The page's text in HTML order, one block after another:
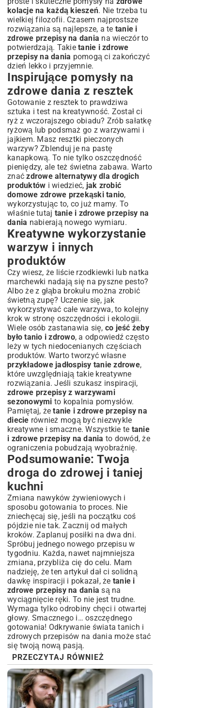
kolacje na każdą kieszeń. Nie trzeba tu
wielkiej filozofii. Czasem najprostsze
rozwiązania są najlepsze, a te tanie i
zdrowe przepisy na dania na wieczór to
potwierdzają. Takie tanie i zdrowe
przepisy na dania pomogą ci zakończyć
dzień lekko i przyjemnie.
Inspirujące pomysły na
zdrowe dania z resztek
Gotowanie z resztek to prawdziwa
sztuka i test na kreatywność. Został ci
ryż z wczorajszego obiadu? Zrób sałatkę
ryżową lub podsmaż go z warzywami i
jajkiem. Masz resztki pieczonych
warzyw? Zblenduj je na pastę
kanapkową. To nie tylko oszczędność
pieniędzy, ale też świetna zabawa. Warto
znaćzdrowe alternatywy dla drogich
produktów i wiedzieć, jak zrobić
domowe zdrowe przekąski tanio,
wykorzystując to, co już mamy. To
właśnie tutaj tanie i zdrowe przepisy na
dania nabierają nowego wymiaru.
Kreatywne wykorzystanie
warzyw i innych
produktów
Czy wiesz, że liście rzodkiewki lub natka
marchewki nadają się na pyszne pesto?
Albo że z głąba brokułu można zrobić
świetną zupę? Uczenie się, jak
wykorzystywać całe warzywa, to kolejny
krok w stronę oszczędności i ekologii.
Wiele osób zastanawia się, co jeść żeby
było tanio i zdrowo, a odpowiedź często
leży w tych niedocenianych częściach
produktów. Warto tworzyć własne
przykładowe jadłospisy tanie zdrowe,
które uwzględniają takie kreatywne
rozwiązania. Jeśli szukasz inspiracji,
zdrowe przepisy z warzywami
sezonowymi to kopalnia pomysłów.
Pamiętaj, żetanie i zdrowe przepisy na
diecie również mogą być niezwykle
kreatywne i smaczne. Wszystkie te tanie
i zdrowe przepisy na dania to dowód, że
ograniczenia pobudzają wyobraźnię.
Podsumowanie: Twoja
droga do zdrowej i taniej
kuchni
Zmiana nawyków żywieniowych i
sposobu gotowania to proces. Nie
zniechęcaj się, jeśli na początku coś
pójdzie nie tak. Zacznij od małych
kroków. Zaplanuj posiłki na dwa dni.
Spróbuj jednego nowego przepisu w
tygodniu. Każda, nawet najmniejsza
zmiana, przybliża cię do celu. Mam
nadzieję, że ten artykuł dał ci solidną
dawkę inspiracji i pokazał, że tanie i
zdrowe przepisy na dania są na
wyciągnięcie ręki. To nie jest trudne.
Wymaga tylko odrobiny chęci i otwartej
głowy. Smacznego i… oszczędnego
gotowania! Odkrywanie świata tanich i
zdrowych przepisów na dania może stać
się twoją nową pasją.
PRZECZYTAJ RÓWNIEŻ